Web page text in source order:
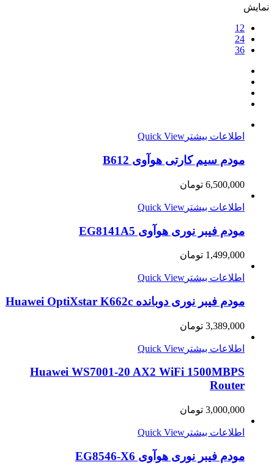
نمایش
12
24
36
اطلاعات بیشتر Quick View
مودم سیم کارتی هوآوی B612
6,500,000 تومان
اطلاعات بیشتر Quick View
مودم فیبر نوری هوآوی EG8141A5
1,499,000 تومان
اطلاعات بیشتر Quick View
مودم فیبر نوری دوبانده Huawei OptiXstar K662c
3,389,000 تومان
اطلاعات بیشتر Quick View
Huawei WS7001-20 AX2 WiFi 1500MBPS
Router
3,000,000 تومان
اطلاعات بیشتر Quick View
مودم فیبر نوری هوآوی EG8546-X6